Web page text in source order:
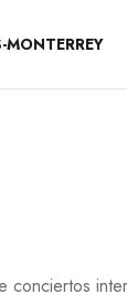
MONTERREY